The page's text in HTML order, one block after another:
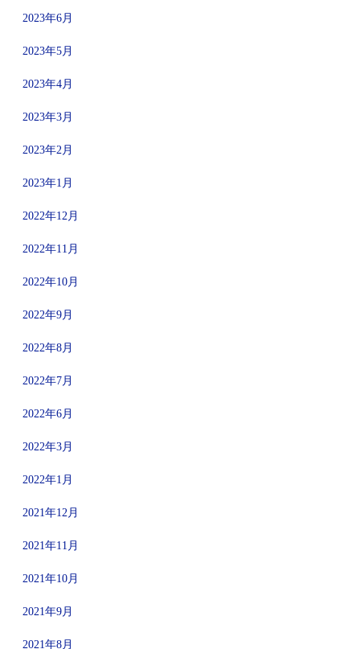
2023年6月
2023年5月
2023年4月
2023年3月
2023年2月
2023年1月
2022年12月
2022年11月
2022年10月
2022年9月
2022年8月
2022年7月
2022年6月
2022年3月
2022年1月
2021年12月
2021年11月
2021年10月
2021年9月
2021年8月